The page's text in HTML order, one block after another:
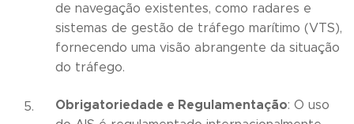
de navegação existentes, como radares e
sistemas de gestão de tráfego marítimo (VTS),
fornecendo uma visão abrangente da situação
do tráfego.
Obrigatoriedade e Regulamentação: O uso